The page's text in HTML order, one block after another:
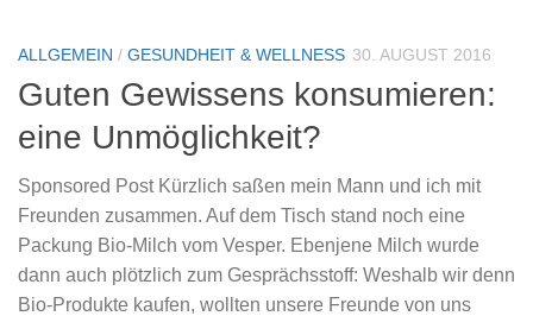
ALLGEMEIN / GESUNDHEIT & WELLNESS 30. AUGUST 2016
Guten Gewissens konsumieren:
eine Unmöglichkeit?
Sponsored Post Kürzlich saßen mein Mann und ich mit
Freunden zusammen. Auf dem Tisch stand noch eine
Packung Bio-Milch vom Vesper. Ebenjene Milch wurde
dann auch plötzlich zum Gesprächsstoff: Weshalb wir denn
Bio-Produkte kaufen, wollten unsere Freunde von uns